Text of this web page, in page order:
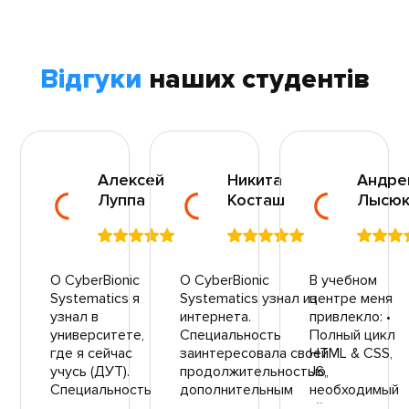
Відгуки наших студентів
Алексей
Луппа
О CyberBionic
Systematics я
узнал в
университете,
где я сейчас
учусь (ДУТ).
Специальность
Никита
Косташ
О CyberBionic
Systematics узнал из
интернета.
Специальность
заинтересовала своей
продолжительностью,
дополнительным
В учебном
центре меня
привлекло: •
Полный цикл
HTML & CSS,
JS,
необходимый